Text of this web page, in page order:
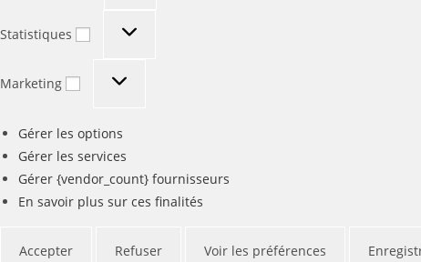
Statistiques
Marketing
Gérer les options
Gérer les services
Gérer {vendor_count} fournisseurs
En savoir plus sur ces finalités
Accepter Refuser Voir les préférences